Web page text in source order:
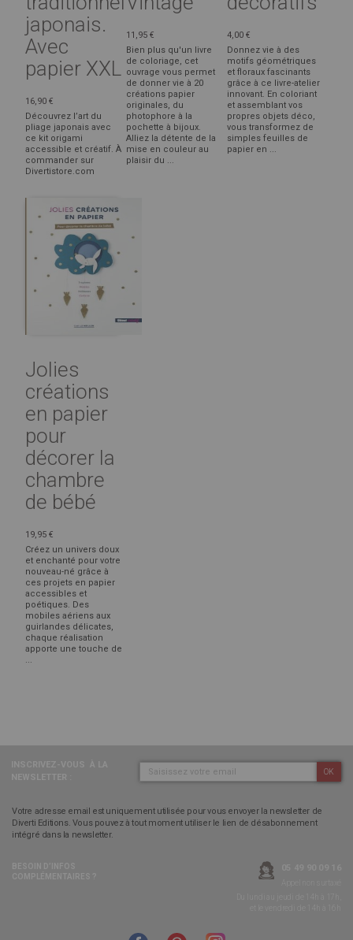
japonais.
Avec
papier XXL
16,90 €
Découvrez l’art du
pliage japonais avec
ce kit origami
accessible et créatif. À
commander sur
Divertistore.com
11,95 €
Bien plus qu'un livre
de coloriage, cet
ouvrage vous permet
de donner vie à 20
créations papier
originales, du
photophore à la
pochette à bijoux.
Alliez la détente de la
mise en couleur au
plaisir du ...
4,00 €
Donnez vie à des
motifs géométriques
et floraux fascinants
grâce à ce livre-atelier
innovant. En coloriant
et assemblant vos
propres objets déco,
vous transformez de
simples feuilles de
papier en ...
Jolies
créations
en papier
pour
décorer la
chambre
de bébé
19,95 €
Créez un univers doux
et enchanté pour votre
nouveau-né grâce à
ces projets en papier
accessibles et
poétiques. Des
mobiles aériens aux
guirlandes délicates,
chaque réalisation
apporte une touche de
...
OK
Votre adresse email est uniquement utilisée pour vous envoyer la newsletter de
Diverti Editions. Vous pouvez à tout moment utiliser le lien de désabonnement
intégré dans la newsletter.